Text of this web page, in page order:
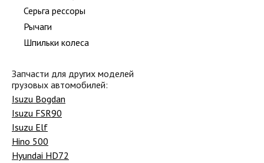
Серьга рессоры
Рычаги
Шпильки колеса
Запчасти для других моделей
грузовых автомобилей:
Isuzu Bogdan
Isuzu FSR90
Isuzu Elf
Hino 500
Hyundai HD72